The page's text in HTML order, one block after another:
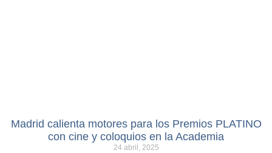
Madrid calienta motores para los Premios PLATINO
con cine y coloquios en la Academia
24 abril, 2025